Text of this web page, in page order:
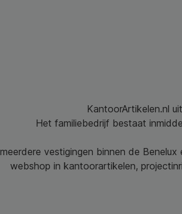
KantoorArtikelen.nl
Het familiebedrijf bestaat
vestigingen binnen de
webshop in kantoorartikelen,